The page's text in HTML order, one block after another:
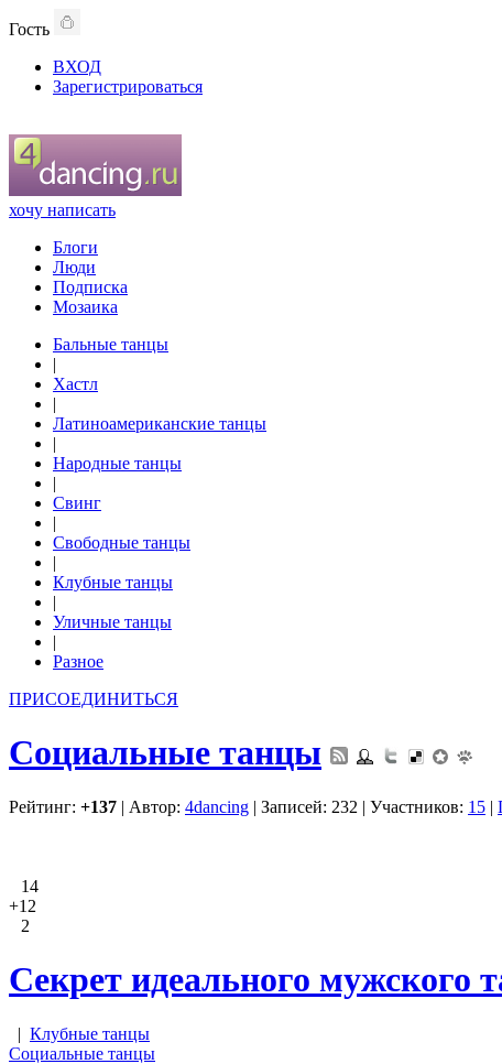
Гость
ВХОД
Зарегистрироваться
хочу написать
Блоги
Люди
Подписка
Мозаика
Бальные танцы
|
Хастл
|
Латиноамериканские танцы
|
Народные танцы
|
Свинг
|
Свободные танцы
|
Клубные танцы
|
Уличные танцы
|
Разное
ПРИСОЕДИНИТЬСЯ
Социальные танцы
Рейтинг: +137 | Автор: 4dancing | Записей: 232 | Участников: 15 |
14
+12
2
Секрет идеального мужского
| Клубные танцы
Социальные танцы